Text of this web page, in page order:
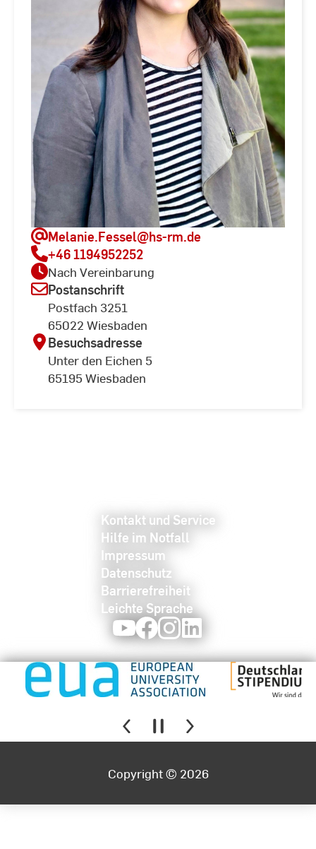
Melanie.Fessel@hs-rm.de
+46 1194952252
Nach Vereinbarung
Postanschrift
Postfach 3251
65022 Wiesbaden
Besuchsadresse
Unter den Eichen 5
65195 Wiesbaden
Kontakt und Service
Hilfe im Notfall
Impressum
Datenschutz
Barrierefreiheit
Leichte Sprache
YoutubeFacebookInstagram
Copyright © 2026